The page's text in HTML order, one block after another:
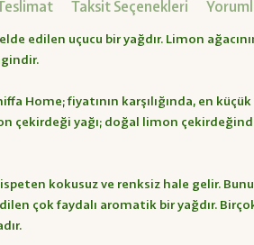
Taksit Seçenekleri
uçucu bir yağdır. Limon
fiyatının karşılığında, en
çekirdeği yağı; doğal limon
kokusuz ve renksiz hale gelir.
çok faydalı aromatik bir yağdır.